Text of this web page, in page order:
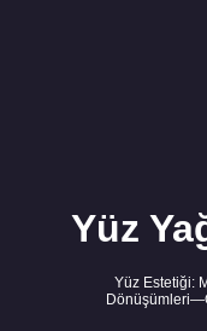
Yüz
Yüz Estetiği: